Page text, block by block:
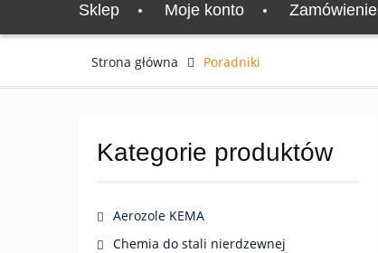
Sklep Moje konto Zamówienie
Strona główna Poradniki
Kategorie produktów
Aerozole KEMA
Chemia do stali nierdzewnej